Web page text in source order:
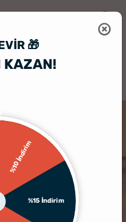
🎁
KAZAN!
%10 İndirim
%15 İndirim